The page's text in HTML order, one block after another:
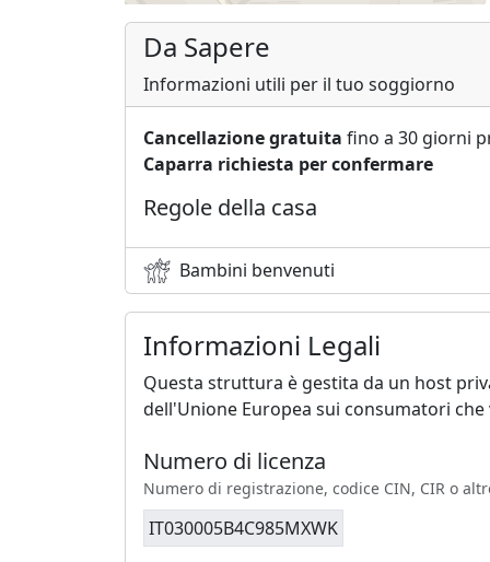
Da Sapere
Informazioni utili per il tuo soggiorno
Cancellazione gratuita fino a 30 giorni
Caparra richiesta per confermare
Regole della casa
Bambini benvenuti
Informazioni Legali
Questa struttura è gestita da un host
dell'Unione Europea sui consumatori
Numero di licenza
Numero di registrazione, codice CIN, CIR o
IT030005B4C985MXWK